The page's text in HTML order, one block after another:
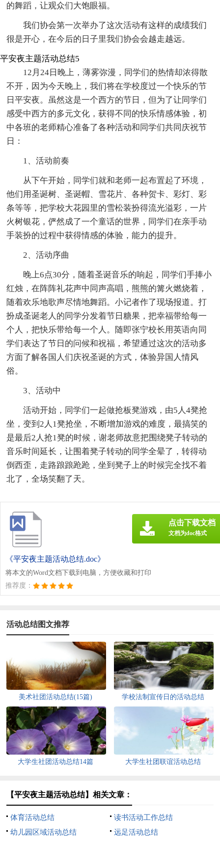
的舞蹈，让观众们大饱眼福。
我们协会第一次举办了这次活动有这样的成绩我们
很是开心，在今后的日子里我们协会会越走越远。
平安夜主题活动总结5
12月24日晚上，薄雾弥漫，同学们的热情却浓得散
不开，因为今天晚上，我们将在学校度过一个快乐的节
日平安夜。虽然这是一个西方的节日，但为了让同学们
感受中西方的多元文化，获得不同的快乐情感体验，初
中各班的老师精心准备了各种活动和同学们共同庆祝节
日：
1、活动前奏
从下午开始，同学们就和老师一起布置起了环境，
他们用圣诞树、圣诞帽、雪花片、各种贺卡、彩灯、彩
条等等，把学校大花园里的雪松装扮得流光溢彩，一片
火树银花，俨然成了一个童话的世界，同学们在亲手动
手装扮的过程中获得情感的体验，能力的提升。
2、活动序曲
晚上6点30分，随着圣诞音乐的响起，同学们手捧小
红烛，在阵阵礼花声中同声高唱，熊熊的篝火燃烧着，
随着欢乐地歌声尽情地舞蹈。小记者作了现场报道。打
扮成圣诞老人的同学分发着节日糖果，把幸福带给每一
个人，把快乐带给每一个人。随即张宁校长用英语向同
学们表达了节日的问候和祝福，希望通过这次的活动多
方面了解各国人们庆祝圣诞的方式，体验异国人情风
俗。
3、活动中
活动开始，同学们一起做抢板凳游戏，由5人4凳抢
坐，变到2人1凳抢坐，不断增加游戏的难度，最搞笑的
是最后2人抢1凳的时候，谢老师故意把围绕凳子转动的
音乐时间延长，让围着凳子转动的同学全晕了，转得动
倒西歪，走路踉踉跄跄，坐到凳子上的时候完全找不着
北了，全场笑翻了天。
《平安夜主题活动总结.doc》
将本文的Word文档下载到电脑，方便收藏和打印
推荐度：
点击下载文档
文档为doc格式
活动总结图文推荐
美术社团活动总结(15篇) 学校法制宣传日的活动总结
大学生社团活动总结14篇 大学生社团联谊活动总结
【平安夜主题活动总结】相关文章：
体育活动总结
读书活动工作总结
幼儿园区域活动总结
远足活动总结